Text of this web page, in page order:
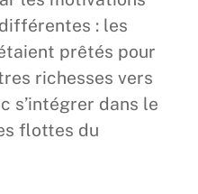
: les
prêtés pour
richesses vers
s’intégrer dans le
flottes du